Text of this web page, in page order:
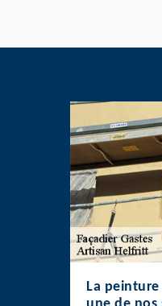
La peinture